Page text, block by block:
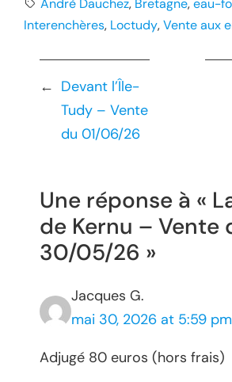
André Dauchez, Bretagne, eau-
Interenchères, Loctudy, Vente aux
← Devant l’Île-
Tudy – Vente
du 01/06/26
Une réponse à «
de Kernu – Vente
30/05/26 »
Jacques G.
mai 30, 2026 at 5:59 pm
Adjugé 80 euros (hors frais)